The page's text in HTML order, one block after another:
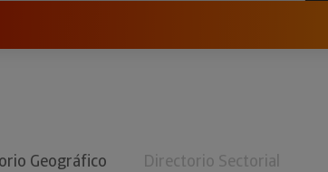
Geográfico Directorio Sectorial